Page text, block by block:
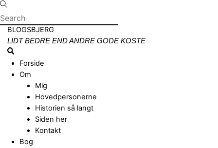
Skip
to
content
Menu
BLOGSBJERG
LIDT BEDRE END ANDRE GODE KOSTE
Search
Forside
Om
Mig
Hovedpersonerne
Historien så langt
Siden her
Kontakt
Bog